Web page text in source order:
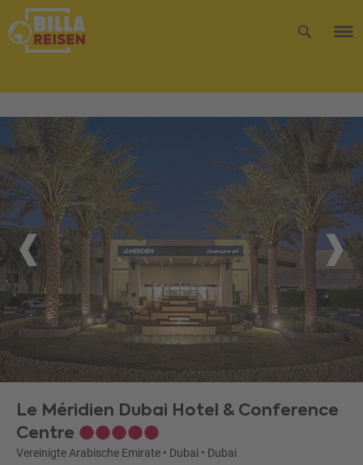
Le Méridien Dubai Hotel & Conference
Centre
Vereinigte Arabische Emirate • Dubai • Dubai